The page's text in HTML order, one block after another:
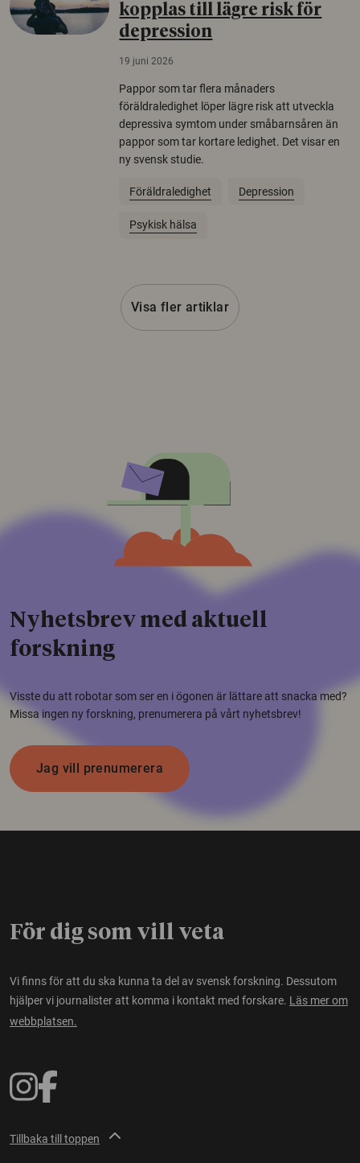
kopplas till lägre risk för
depression
19 juni 2026
Pappor som tar flera månaders
föräldraledighet löper lägre risk att utveckla
depressiva symtom under småbarnsåren än
pappor som tar kortare ledighet. Det visar en
ny svensk studie.
Föräldraledighet Depression
Psykisk hälsa
Visa fler artiklar
Nyhetsbrev med aktuell
forskning
Visste du att robotar som ser en i ögonen är lättare att snacka med?
Missa ingen ny forskning, prenumerera på vårt nyhetsbrev!
Jag vill prenumerera
För dig som vill veta
Vi finns för att du ska kunna ta del av svensk forskning. Dessutom
hjälper vi journalister att komma i kontakt med forskare. Läs mer om
webbplatsen.
Tillbaka till toppen